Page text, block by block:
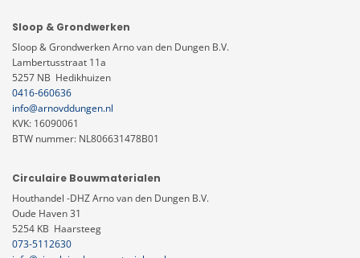
Sloop & Grondwerken
Sloop & Grondwerken Arno van den Dungen B.V.
Lambertusstraat 11a
5257 NB Hedikhuizen
0416-660636
info@arnovddungen.nl
KVK: 16090061
BTW nummer: NL806631478B01
Circulaire Bouwmaterialen
Houthandel -DHZ Arno van den Dungen B.V.
Oude Haven 31
5254 KB Haarsteeg
073-5112630